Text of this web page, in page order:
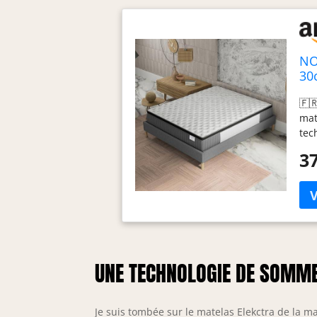
🇫🇷
UNE TECHNOLOGIE DE
Je suis tombée sur le matelas Elekctra de la